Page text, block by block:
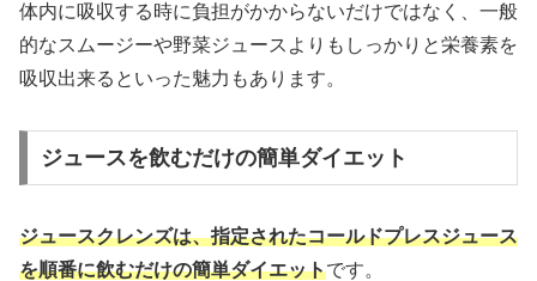
体内に吸収する時に負担がかからないだけではなく、一般
的なスムージーや野菜ジュースよりもしっかりと栄養素を
吸収出来るといった魅力もあります。
ジュースを飲むだけの簡単ダイエット
ジュースクレンズは、指定されたコールドプレスジュース
を順番に飲むだけの簡単ダイエットです。